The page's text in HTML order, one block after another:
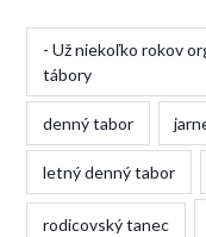
- Už niekoľko rokov
tábory
denný tabor
letný denný tabor
rodicovský tanec